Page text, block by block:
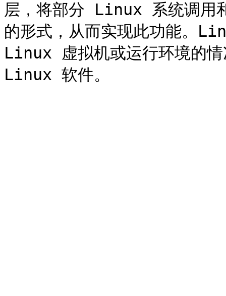
层，将部分 Linux 系统调用
的形式，从而实现此功能。
Linux 虚拟机或运行环境的